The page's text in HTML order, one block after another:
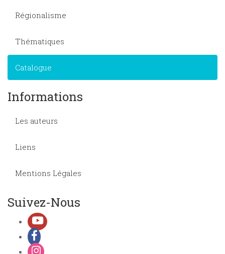
Régionalisme
Thématiques
Catalogue
Informations
Les auteurs
Liens
Mentions Légales
Suivez-Nous